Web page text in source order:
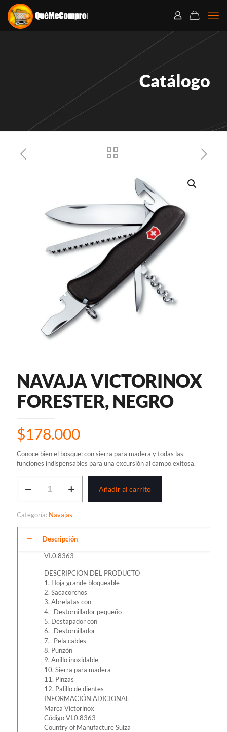
Catálogo
NAVAJA VICTORINOX
FORESTER, NEGRO
$178.000
Conoce bien el bosque: con sierra para madera y todas las
funciones indispensables para una excursión al campo exitosa.
VICTORINOX
cantidad
Añadir al carrito
Categoría: Navajas
Descripción
VI.0.8363
DESCRIPCION DEL PRODUCTO
1. Hoja grande bloqueable
2. Sacacorchos
3. Abrelatas con
4. -Destornillador pequeño
5. Destapador con
6. -Destornillador
7. -Pela cables
8. Punzón
9. Anillo inoxidable
10. Sierra para madera
11. Pinzas
12. Palillo de dientes
INFORMACIÓN ADICIONAL
Marca Victorinox
Código VI.0.8363
Country of Manufacture Suiza